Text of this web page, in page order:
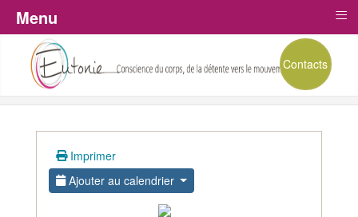
Contacts
Imprimer
Ajouter au calendrier
Menu ≡